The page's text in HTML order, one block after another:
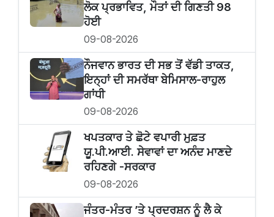
ਲੋਕ ਪ੍ਰਭਾਵਿਤ, ਮੌਤਾਂ ਦੀ ਗਿਣਤੀ 98
ਹੋਈ
09-08-2026
ਨੌਜਵਾਨ ਭਾਰਤ ਦੀ ਸਭ ਤੋਂ ਵੱਡੀ ਤਾਕਤ,
ਇਨ੍ਹਾਂ ਦੀ ਸਮਰੱਥਾ ਬੇਮਿਸਾਲ-ਰਾਹੁਲ
ਗਾਂਧੀ
09-08-2026
ਖਪਤਕਾਰ ਤੇ ਛੋਟੇ ਵਪਾਰੀ ਮੁਫ਼ਤ
ਯੂ.ਪੀ.ਆਈ. ਸੇਵਾਵਾਂ ਦਾ ਅਨੰਦ ਮਾਣਦੇ
ਰਹਿਣਗੇ -ਸਰਕਾਰ
09-08-2026
ਜੰਤਰ-ਮੰਤਰ ’ਤੇ ਪ੍ਰਦਰਸ਼ਨ ਨੂੰ ਲੈ ਕੇ